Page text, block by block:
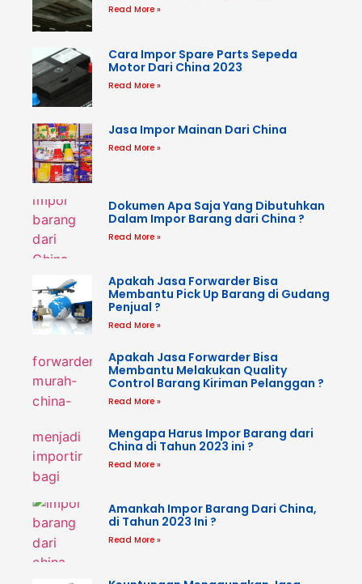
Read More »
Cara Impor Spare Parts Sepeda
Motor Dari China 2023
Read More »
Jasa Impor Mainan Dari China
Read More »
Dokumen Apa Saja Yang Dibutuhkan
Dalam Impor Barang dari China ?
Read More »
Apakah Jasa Forwarder Bisa
Membantu Pick Up Barang di Gudang
Penjual ?
Read More »
Apakah Jasa Forwarder Bisa
Membantu Melakukan Quality
Control Barang Kiriman Pelanggan ?
Read More »
Mengapa Harus Impor Barang dari
China di Tahun 2023 ini ?
Read More »
Amankah Impor Barang Dari China,
di Tahun 2023 Ini ?
Read More »